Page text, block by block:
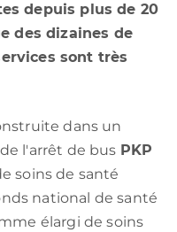
depuis plus de 20
des dizaines de
sont très
dans un
l'arrêt de bus PKP
soins de santé
national de santé
élargi de soins